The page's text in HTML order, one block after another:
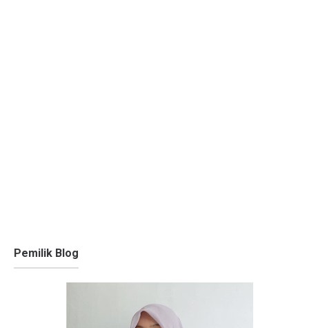
Pemilik Blog